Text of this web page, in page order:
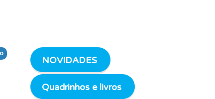
NOVIDADES
Quadrinhos e livros